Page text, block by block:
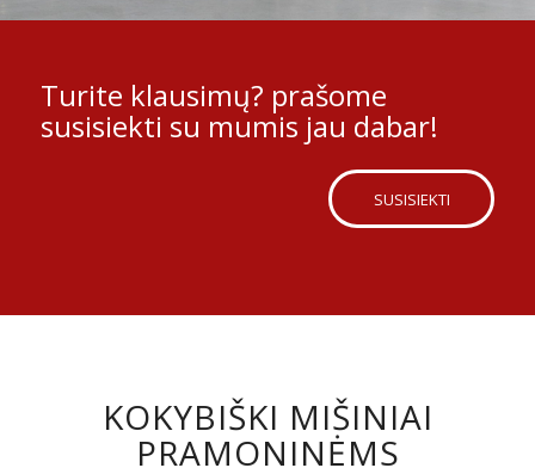
Turite klausimų? prašome
susisiekti su mumis jau dabar!
SUSISIEKTI
KOKYBIŠKI MIŠINIAI
PRAMONINĖMS